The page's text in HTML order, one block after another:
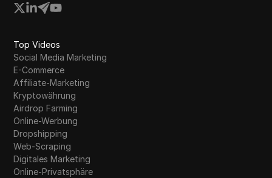
Top Videos
Social Media Marketing
E-Commerce
Affiliate-Marketing
Kryptowährung
Airdrop Farming
Online-Werbung
Dropshipping
Web-Scraping
Digitales Marketing
Online-Privatsphäre